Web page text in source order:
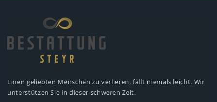
Einen geliebten Menschen zu verlieren, fällt niemals leicht. Wir
unterstützen Sie in dieser schweren Zeit.